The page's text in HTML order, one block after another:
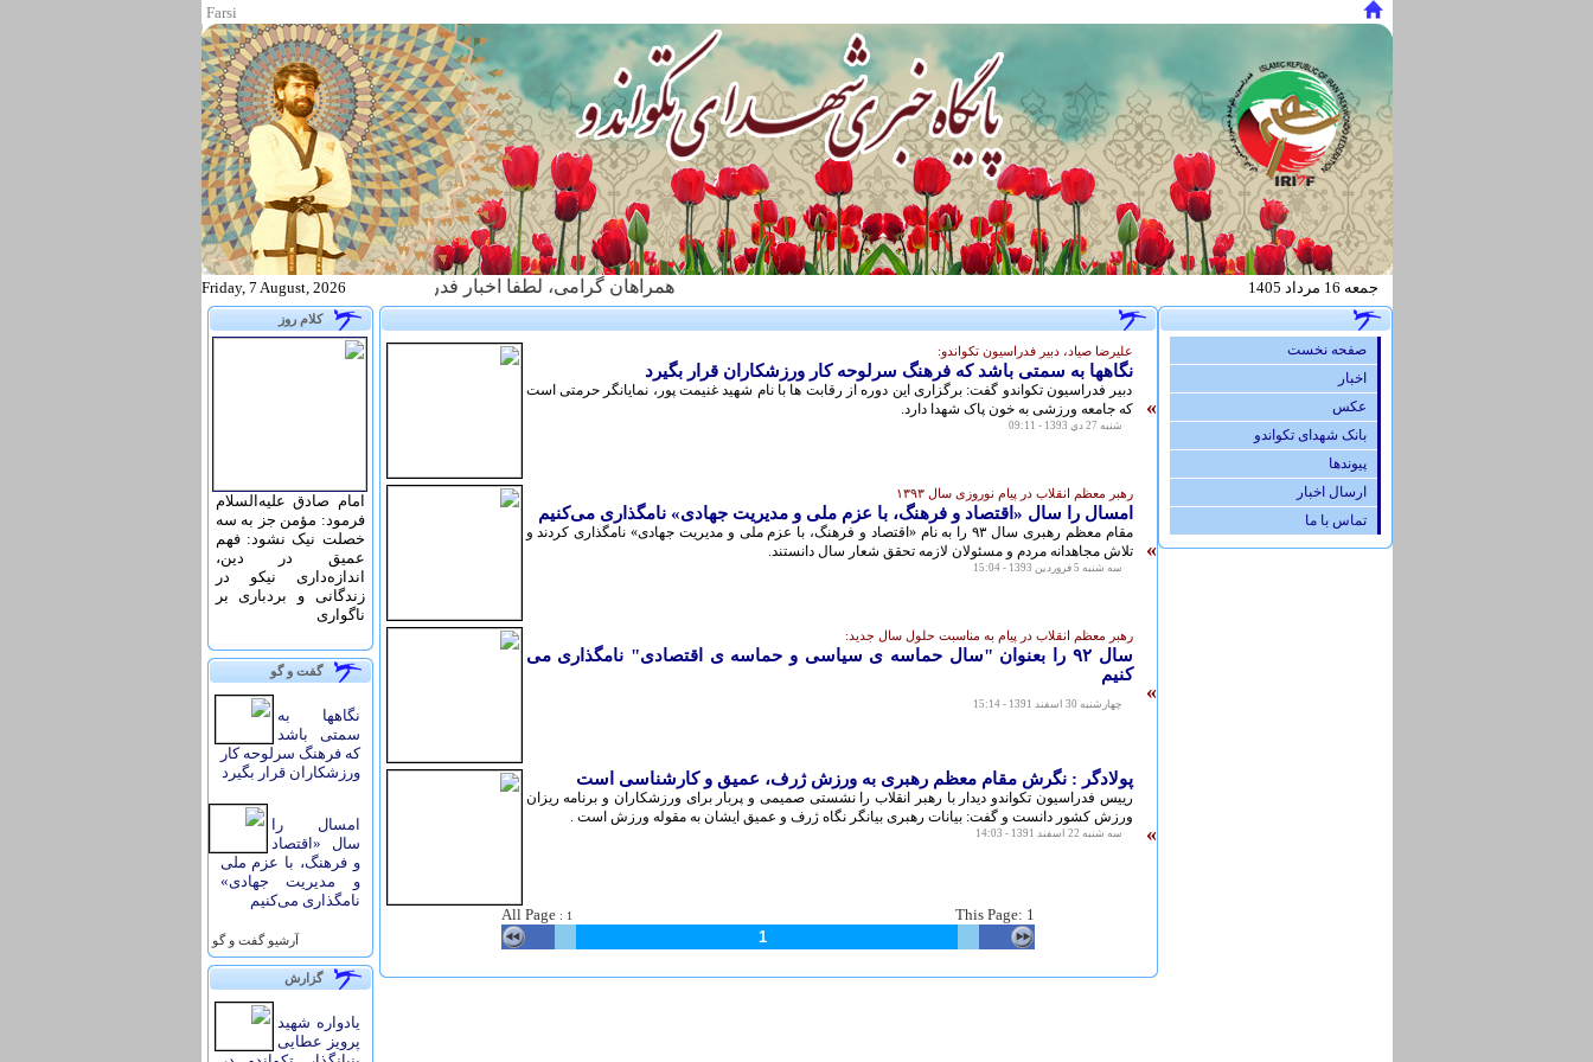
Farsi
Friday, 7 August, 2026
همراهان گرامی، لطفا اخبار فدراسیون تکواندو را از طریق آدرس زیر پیگیری نمایید WWW.TAEKWONDO.IR جمعه 16 مرداد 1405
کلام روز
امام صادق علیه‌السلام
فرمود: مؤمن جز به سه
خصلت نیک نشود: فهم
عمیق در دین،
اندازه‌دارى نیکو در
زندگانى و بردبارى بر
ناگوارى
گفت و گو
نگاهها به
سمتی باشد
که فرهنگ سرلوحه کار
ورزشکاران قرار بگیرد
امسال را
سال «اقتصاد
و فرهنگ، با عزم ملی
و مدیریت جهادی»
نامگذاری می‌کنیم
آرشيو گفت و گو
گزارش
یادواره شهید
پرویز عطایی
.
عليرضا صياد، دبير فدراسيون تكواندو:
نگاهها به سمتی باشد که فرهنگ سرلوحه کار ورزشکاران قرار بگیرد
دبير فدراسيون تكواندو گفت: برگزاری این دوره از رقابت ها با نام شهید غنیمت پور، نمایانگر حرمتی است
که جامعه ورزشی به خون پاک شهدا دارد.
شنبه 27 دي 1393 - 09:11
»
رهبر معظم انقلاب در پیام نوروزی سال ۱۳۹۳
امسال را سال «اقتصاد و فرهنگ، با عزم ملی و مدیریت جهادی» نامگذاری می‌کنیم
مقام معظم رهبری سال ۹۳ را به نام «اقتصاد و فرهنگ، با عزم ملی و مدیریت جهادی» نامگذاری کردند و
تلاش مجاهدانه مردم و مسئولان لازمه تحقق شعار سال دانستند.
سه شنبه 5 فروردين 1393 - 15:04
»
رهبر معظم انقلاب در پيام به مناسبت حلول سال جدید:
سال ۹۲ را بعنوان "سال حماسه ی سیاسی و حماسه ی اقتصادی" نامگذاری می
کنیم
چهارشنبه 30 اسفند 1391 - 15:14
»
پولادگر : نگرش مقام معظم رهبری به ورزش ژرف، عمیق و کارشناسی است
رییس فدراسیون تکواندو دیدار با رهبر انقلاب را نشستی صمیمی و پربار برای ورزشکاران و برنامه ریزان
ورزش کشور دانست و گفت: بیانات رهبری بیانگر نگاه ژرف و عمیق ایشان به مقوله ورزش است .
سه شنبه 22 اسفند 1391 - 14:03 »
All Page : 1 This Page: 1
1
صفحه نخست
اخبار
عكس
بانک شهدای تکواندو
پيوندها
ارسال اخبار
تماس با ما